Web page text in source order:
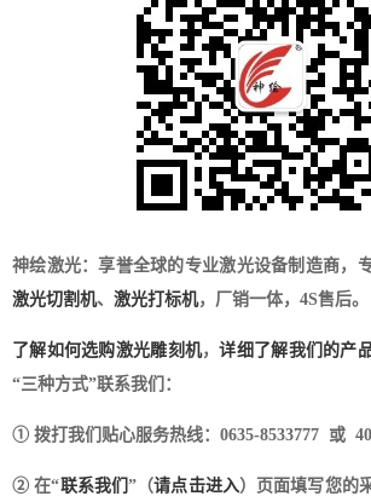
神绘激光：享誉全球的专业激光设备制造商，
激光切割机、 激光打标机，厂销一体，4S售后。
了解如何选购激光雕刻机，详细了解我们的产
“三种方式”联系我们：
① 拨打我们贴心服务热线：0635-8533777 或
② 在“联系我们”（请点击进入）页面填写您的